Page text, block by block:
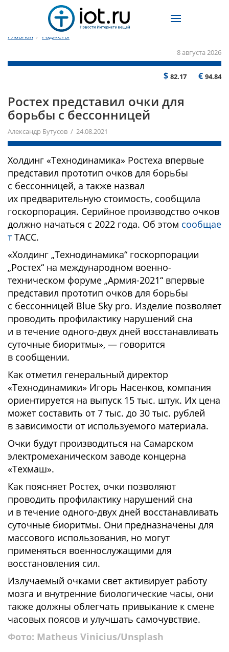
Главная / Гаджеты
8 августа 2026
$ 82.17 € 94.84
Ростех представил очки для
борьбы с бессонницей
Александр Бутусов / 24.08.2021
Холдинг «Технодинамика» Ростеха впервые
представил прототип очков для борьбы
с бессонницей, а также назвал
их предварительную стоимость, сообщила
госкорпорация. Серийное производство очков
должно начаться с 2022 года. Об этом сообщае
т ТАСС.
«Холдинг „Технодинамика“ госкорпорации
„Ростех“ на международном военно-
техническом форуме „Армия-2021“ впервые
представил прототип очков для борьбы
с бессонницей Blue Sky pro. Изделие позволяет
проводить профилактику нарушений сна
и в течение одного-двух дней восстанавливать
суточные биоритмы», — говорится
в сообщении.
Как отметил генеральный директор
«Технодинамики» Игорь Насенков, компания
ориентируется на выпуск 15 тыс. штук. Их цена
может составить от 7 тыс. до 30 тыс. рублей
в зависимости от используемого материала.
Очки будут производиться на Самарском
электромеханическом заводе концерна
«Техмаш».
Как поясняет Ростех, очки позволяют
проводить профилактику нарушений сна
и в течение одного-двух дней восстанавливать
суточные биоритмы. Они предназначены для
массового использования, но могут
применяться военнослужащими для
восстановления сил.
Излучаемый очками свет активирует работу
мозга и внутренние биологические часы, они
также должны облегчать привыкание к смене
часовых поясов и улучшать самочувствие.
Фото: Matheus Vinicius/Unsplash